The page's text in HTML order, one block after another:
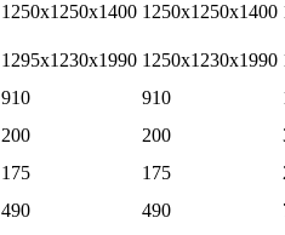
1250х1250х1400 1250х1250х1400
1295х1230х1990 1250х1230х1990
910 910
200 200
175 175
490 490